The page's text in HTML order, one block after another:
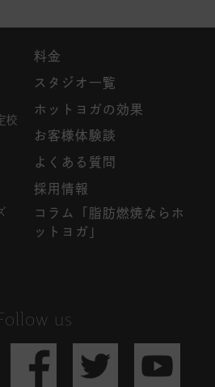
us
校
料金
スタジオ一覧
ホットヨガの効果
お客様体験談
よくある質問
採用情報
コラム「脂肪燃焼ならホ
ットヨガ」